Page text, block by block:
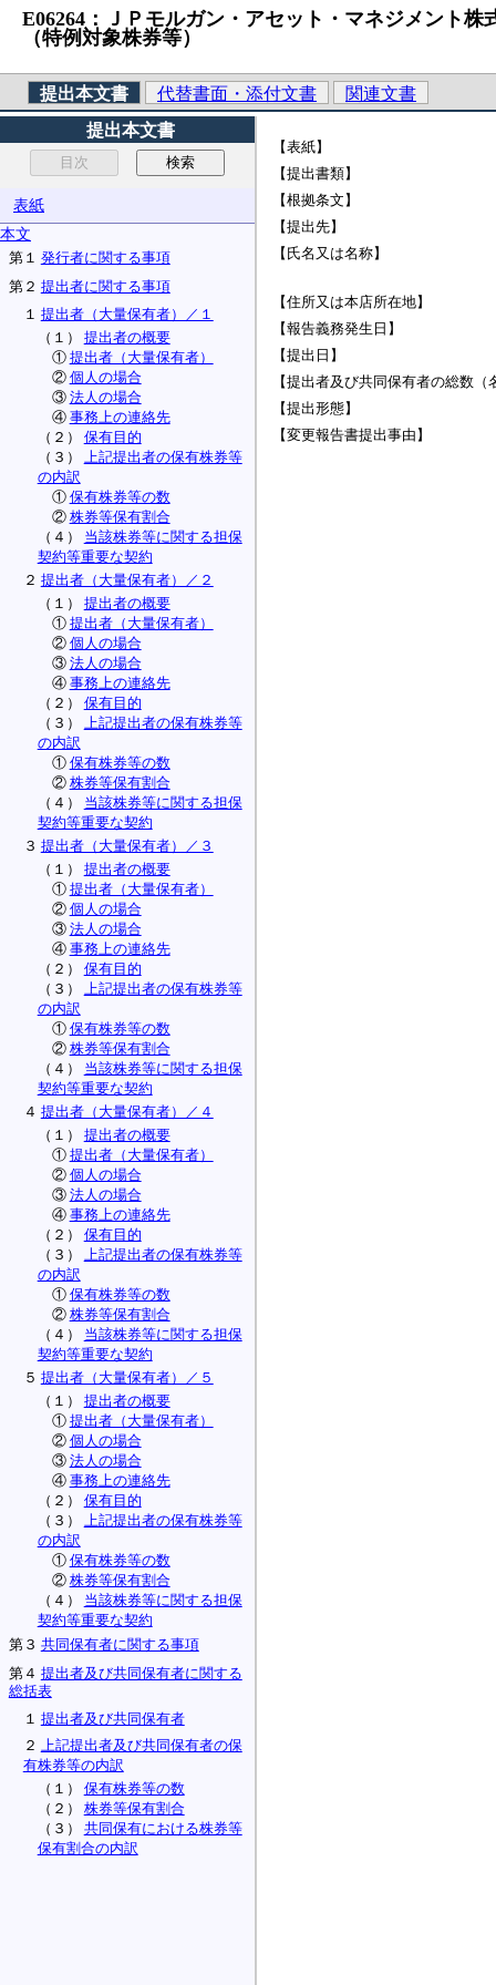
E06264：ＪＰモルガン・アセット・マネジメント
（特例対象株券等）
提出本文書 代替書面・添付文書
関連文書
提出本文書